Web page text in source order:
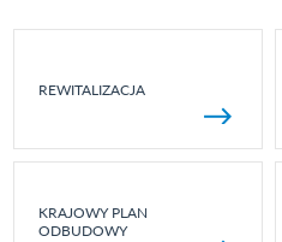
REWITALIZACJA
KRAJOWY PLAN
ODBUDOWY